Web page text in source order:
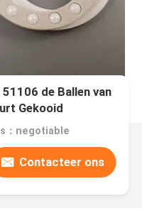
de Ballen van
Gekooid
：negotiable
Contacteer ons